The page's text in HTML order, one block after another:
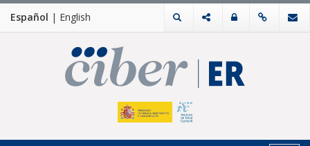
Español | English